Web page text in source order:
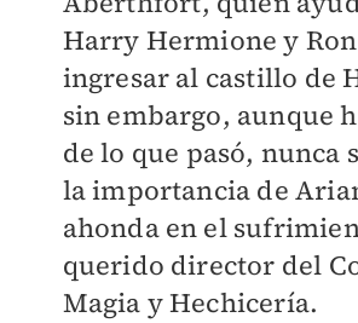
Harry Hermione y
ingresar al castillo de
sin embargo, aunque
de lo que pasó, nunca
la importancia de
ahonda en el
querido director del
Magia y Hechicería.